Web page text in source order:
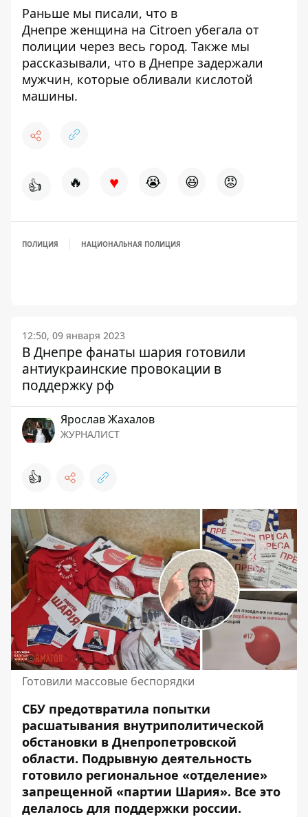
Раньше мы писали, что в
Днепре женщина на Citroen убегала от
полиции через весь город. Также мы
рассказывали, что в Днепре задержали
мужчин, которые обливали кислотой
машины.
👍 🔥 ♥ 😭 😆 😡
ПОЛИЦИЯ НАЦИОНАЛЬНАЯ ПОЛИЦИЯ
12:50, 09 января 2023
В Днепре фанаты шария готовили
антиукраинские провокации в
поддержку рф
Ярослав Жахалов
ЖУРНАЛИСТ
👍
Готовили массовые беспорядки
СБУ предотвратила попытки
расшатывания внутриполитической
обстановки в Днепропетровской
области. Подрывную деятельность
готовило региональное «отделение»
запрещенной «партии Шария». Все это
делалось для поддержки россии.